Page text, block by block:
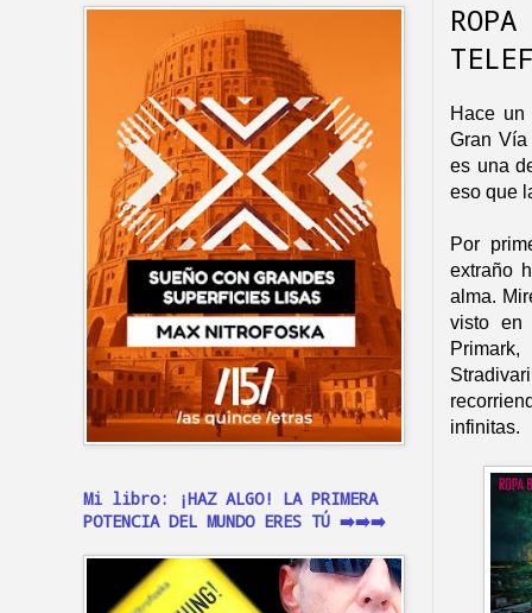
Hace un
Gran
es una
eso que
Por
extraño
alma.
visto en
infinitas.
Mi libro: ¡HAZ ALGO! LA PRIMERA
POTENCIA DEL MUNDO ERES TÚ ➡️➡️➡️